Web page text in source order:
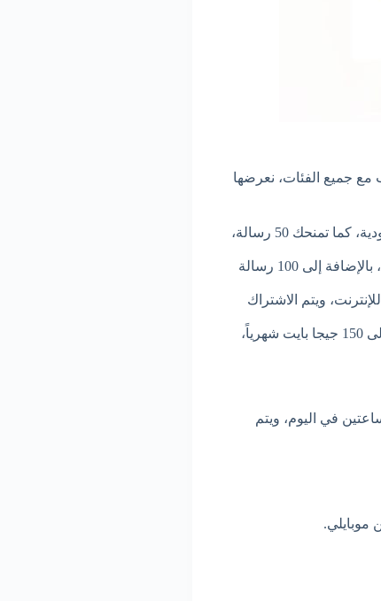
مع جميع الفئات، نعرضها
موبايلي مفوتر 50: وهي باقة تمنحك 300 دقيقة لأي شبكة اتصالات داخل المملكة السعودية، كما تمنحك 50 رسالة،
موبايلي مفوتر 100: من مميزات تلك الباقة انها تمنحك 20 جيجا بايت لاستخدام الإنترنت، بالإضافة إلى 100 رسالة
تلك الباقة عدد لا نهائي من المكالمات، بالإضافة إلى 97 ميجا للإنترنت، ويتم الاشتراك
موبايلي 300: تمنحك تلك الباقة ميزة عدد لا نهائي من الرسائل، والمكالمات، بالإضافة إلى 150 جيجا بايت شهرياً،
في اليوم، ويتم
موبايلي.